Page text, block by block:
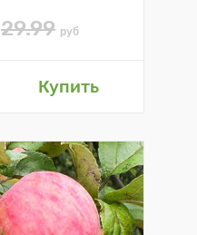
29.99 руб
Купить